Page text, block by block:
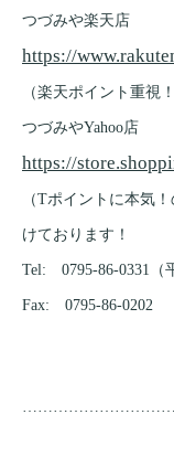
つづみや楽天店
https://
（楽天ポイント重視
つづみやYahoo店
https://
（Tポイントに本気
けております！
Tel: 0795-86-0331（
Fax: 0795-86-0202